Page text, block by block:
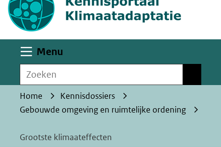
deze
website
worden
toegestaan
geweigerd.
Menu
Zoeken
Home
Kennisdossiers
Gebouwde omgeving en ruimtelijke ordening
Grootste klimaateffecten